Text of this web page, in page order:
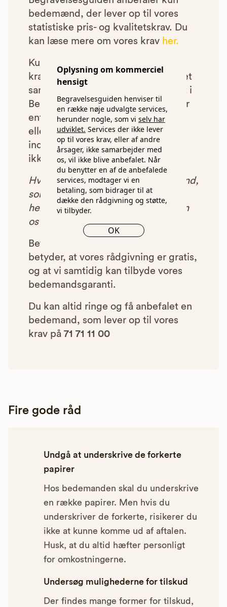
Oplysning om kommerciel
hensigt
Begravelsesguiden henviser til
en række nøje udvalgte services,
herunder nogle, som vi selv har
udviklet. Services der ikke lever
op til vores krav, eller af andre
årsager, ikke samarbejder med
os, vil ikke blive anbefalet. Når
du benytter en af de anbefalede
services, modtager vi en
betaling, som bidrager til at
dække den rådgivning og støtte,
vi tilbyder.
OK
bedemænd, der lever op til vores
statistiske pris- og kvalitetskrav. Du
kan læse mere om vores krav her.
Kun bedemænd der lever op til
kravene har mulighed for at indgå et
samarbejde med os om at blive vist i
Begravelsesguiden. Bedemænd der
enten ikke lever op til vores krav,
eller som af andre årsager ikke har
indgået et samarbejde med os, vil
ikke blive vist i vores anbefalinger.
Hver gang du benytter en bedemand,
som vi har godkendt, anbefalet og
henvist dig til, betaler bedemanden
os et beløb for denne henvisning.
Betalingen for vores henvisninger
betyder, at vores rådgivning er gratis,
og at vi samtidig kan tilbyde vores
bedemandsgaranti.
Du kan altid ringe og få anbefalet en
bedemand, som lever op til vores
krav på 71 71 11 00
Fire gode råd
Undgå at underskrive de forkerte
papirer
Hos bedemanden skal du underskrive
en række papirer. Men hvis du
underskriver de forkerte, risikerer du
ikke at kunne komme ud af aftalen.
Husk, at du altid hæfter personligt
for omkostningerne.
Undersøg mulighederne for tilskud
Der findes mange former for tilskud,